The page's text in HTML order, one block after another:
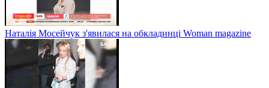
Наталія Мосейчук з'явилася на обкладинці Woman magazine